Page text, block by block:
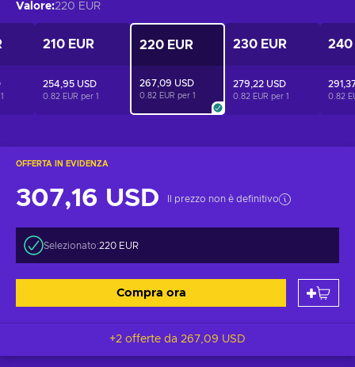
OFFERTA IN EVIDENZA
307,16 USD Il prezzo non è definitivo
Selezionato:220 EUR
Compra ora
+2 offerte da 267,09 USD
Valore:220 EUR
1
210 EUR
254,95 USD
0.82 EUR per 1
220 EUR
267,09 USD
0.82 EUR per 1
230 EUR
279,22 USD
0.82 EUR per 1
240
0.82